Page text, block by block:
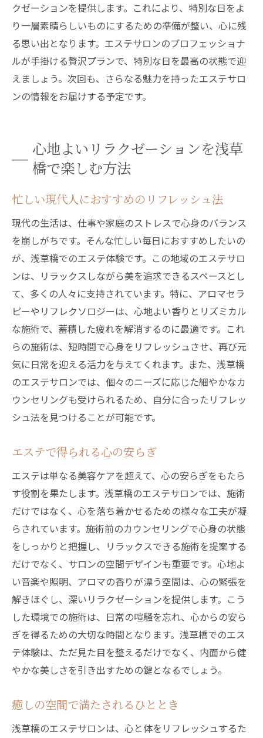
クゼーションを提供します。これにより、特別な日をよ
り一層素晴らしいものにするための準備が整い、心に残
る思い出となります。エステサロンのプロフェッショナ
ルが手掛ける贅沢プランで、特別な日を最高の状態で迎
えましょう。次回も、さらなる魅力を持ったエステサロ
ンの情報をお届けする予定です。
心地よいリラクゼーションを浅草
橋で楽しむ方法
忙しい現代人におすすめのリフレッシュ法
現代の生活は、仕事や家庭のストレスで心身のバランス
を崩しがちです。そんな忙しい毎日におすすめしたいの
が、浅草橋でのエステ体験です。この地域のエステサロ
ンは、リラックスしながら美を追求できるスペースとし
て、多くの人々に支持されています。特に、アロマセラ
ピーやリフレクソロジーは、心地よい香りとリズミカル
な施術で、蓄積した疲れを解消するのに最適です。これ
らの施術は、短時間で心身をリフレッシュさせ、再び元
気に日常を迎える活力を与えてくれます。また、浅草橋
のエステサロンでは、個々のニーズに応じた細やかなカ
ウンセリングも受けられるため、自分に合ったリフレッ
シュ法を見つけることが可能です。
エステで得られる心の安らぎ
エステは単なる美容ケアを超えて、心の安らぎをもたら
す役割を果たします。浅草橋のエステサロンでは、施術
だけではなく、心を落ち着かせるための様々な工夫が凝
らされています。施術前のカウンセリングで心身の状態
をしっかりと把握し、リラックスできる施術を提案する
だけでなく、サロンの空間デザインも重要です。心地よ
い音楽や照明、アロマの香りが漂う空間は、心の緊張を
解きほぐし、深いリラクゼーションを提供します。こう
した環境での施術は、日常の喧騒を忘れ、心からの安ら
ぎを得るための大切な時間となります。浅草橋でのエス
テ体験は、ただ見た目を整えるだけでなく、内面から健
やかな美しさを引き出すための鍵となるでしょう。
癒しの空間で満たされるひととき
浅草橋のエステサロンは、心と体をリフレッシュするた